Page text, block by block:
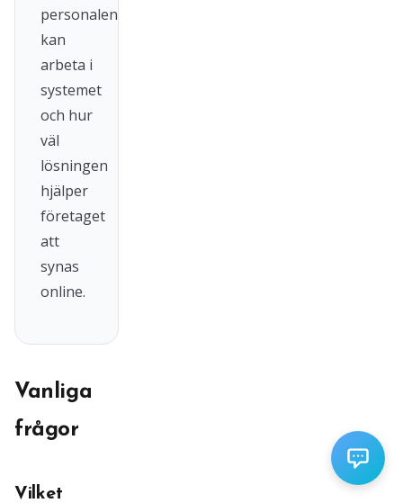
personalen
kan
arbeta i
systemet
och hur
väl
lösningen
hjälper
företaget
att
synas
online.
Vanliga
frågor
Vilket